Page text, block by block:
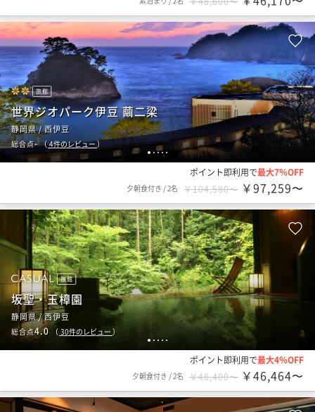
1 2345
旅館
世界ジオパーク伊豆 繭二梁
静岡県 / 西伊豆
総合点-（4件のレビュー）
ポイント即利用で最大7％OFF
夕朝食付き /2名 ￥104,580〜 ￥97,259〜
1 2 3 4 5
旅館
坂聖・玉樟園
静岡県 / 西伊豆
総合点4.0（ 30件のレビュー ）
ポイント即利用で最大4％OFF
夕朝食付き /2名 ￥48,400〜 ￥46,464〜